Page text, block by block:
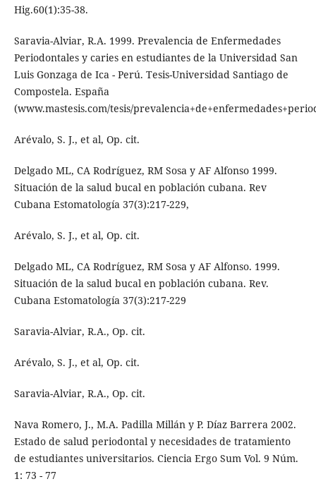
Hig.60(1):35-38.
Saravia-Alviar, R.A. 1999. Prevalencia de Enfermedades
Periodontales y caries en estudiantes de la Universidad San
Luis Gonzaga de Ica - Perú. Tesis-Universidad Santiago de
Compostela. España
(www.mastesis.com/tesis/
Arévalo, S. J., et al, Op. cit.
Delgado ML, CA Rodríguez, RM Sosa y AF Alfonso 1999.
Situación de la salud bucal en población cubana. Rev
Cubana Estomatología 37(3):217-229,
Arévalo, S. J., et al, Op. cit.
Delgado ML, CA Rodríguez, RM Sosa y AF Alfonso. 1999.
Situación de la salud bucal en población cubana. Rev.
Cubana Estomatología 37(3):217-229
Saravia-Alviar, R.A., Op. cit.
Arévalo, S. J., et al, Op. cit.
Saravia-Alviar, R.A., Op. cit.
Nava Romero, J., M.A. Padilla Millán y P. Díaz Barrera 2002.
Estado de salud periodontal y necesidades de tratamiento
de estudiantes universitarios. Ciencia Ergo Sum Vol. 9 Núm.
1: 73 - 77